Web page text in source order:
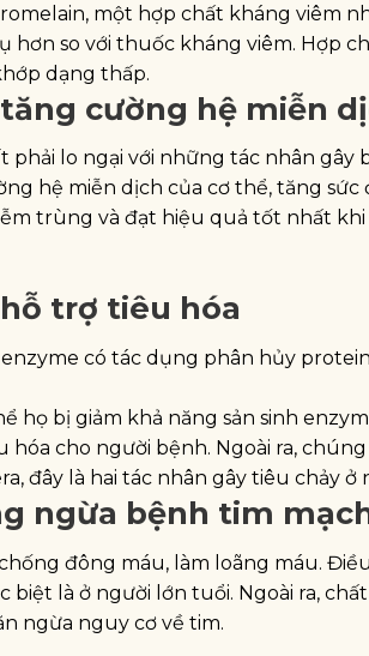
một hợp chất kháng viêm
hơn so với thuốc kháng viêm. Hợp
dạng thấp.
cường hệ miễn
phải lo ngại với những tác nhân gây
hệ miễn dịch của cơ thể, tăng sức
trùng và đạt hiệu quả tốt nhất
trợ tiêu hóa
có tác dụng phân hủy
họ bị giảm khả năng sản sinh
hóa cho người bệnh. Ngoài ra,
đây là hai tác nhân gây tiêu chảy ở
ngừa bệnh tim
đông máu, làm loãng máu.
biệt là ở người lớn tuổi. Ngoài ra,
ngừa nguy cơ về tim.